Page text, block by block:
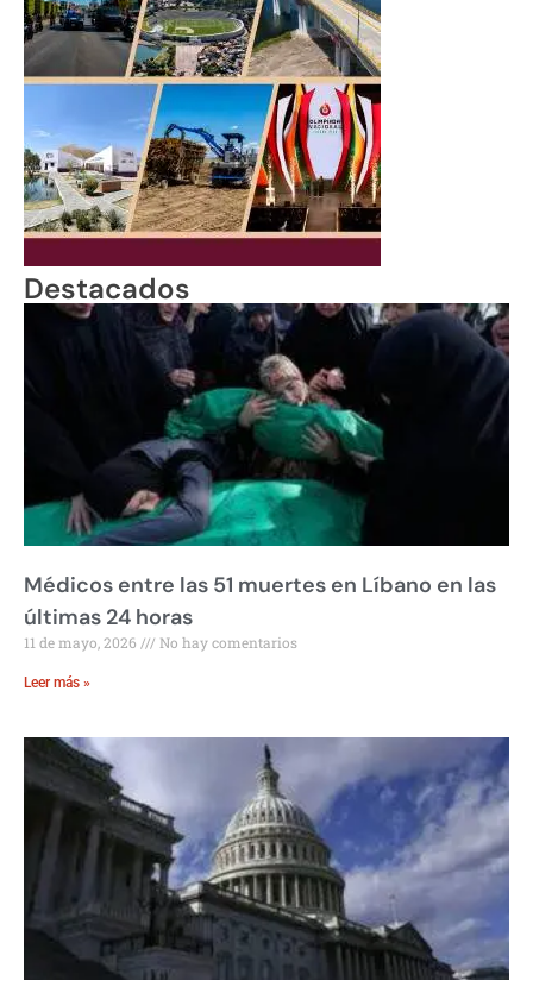
Destacados
Médicos entre las 51 muertes en Líbano en las
últimas 24 horas
11 de mayo, 2026 No hay comentarios
Leer más »